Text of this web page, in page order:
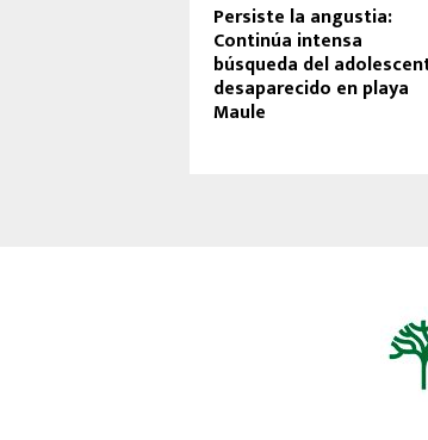
Persiste la angustia:
Continúa intensa
búsqueda del
desaparecido en playa
Maule